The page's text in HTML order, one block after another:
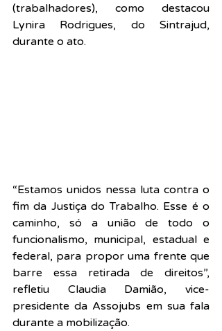
(trabalhadores), como destacou
Lynira Rodrigues, do Sintrajud,
durante o ato.
“Estamos unidos nessa luta contra o
fim da Justiça do Trabalho. Esse é o
caminho, só a união de todo o
funcionalismo, municipal, estadual e
federal, para propor uma frente que
barre essa retirada de direitos”,
refletiu Claudia Damião, vice-
presidente da Assojubs em sua fala
durante a mobilização.